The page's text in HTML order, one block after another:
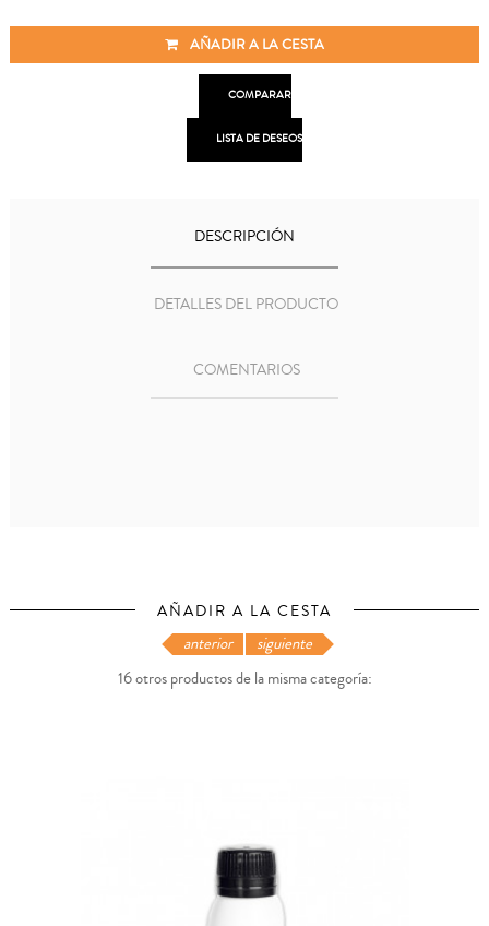
AÑADIR A LA CESTA
COMPARAR
LISTA DE DESEOS
DESCRIPCIÓN
DETALLES DEL PRODUCTO
COMENTARIOS
AÑADIR A LA CESTA
16 otros productos de la misma categoría:
anterior siguiente